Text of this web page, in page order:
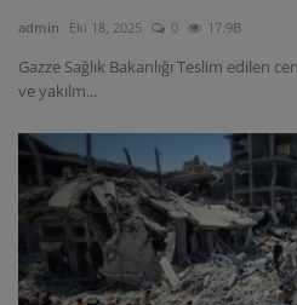
admin Eki 18, 2025 0 17.9B
Gazze Sağlık Bakanlığı Teslim edilen
ve yakılm...